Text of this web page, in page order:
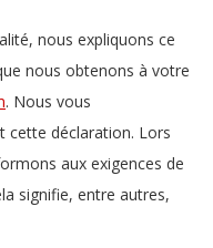
nous expliquons ce
nous obtenons à votre
. Nous vous
cette déclaration. Lors
aux exigences de
signifie, entre autres,